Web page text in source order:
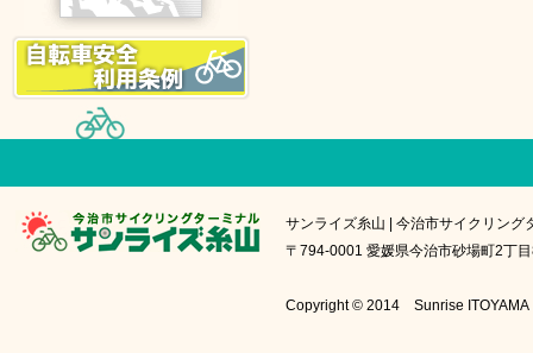
サンライズ糸山 | 今治市サイクリング
〒794-0001 愛媛県今治市砂場町2
Copyright © 2014 Sunrise